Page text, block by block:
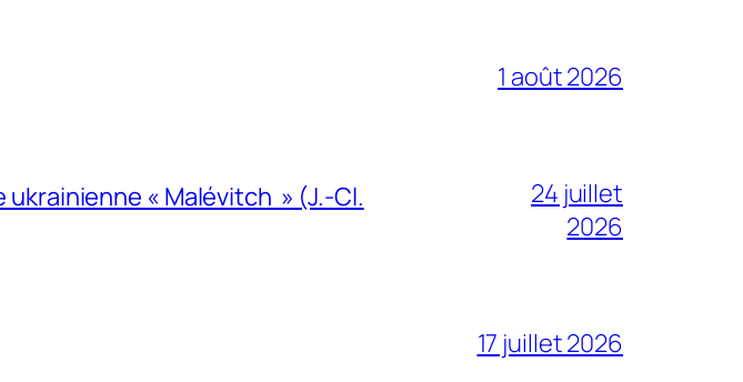
1 août 2026
ukrainienne « Malévitch » (J.-Cl.
24 juillet
2026
17 juillet 2026